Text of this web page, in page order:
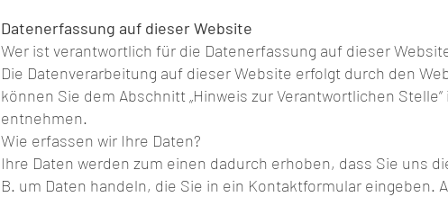
Datenerfassung auf dieser Website
Wer ist verantwortlich für die Datenerfassung auf dieser
Die Datenverarbeitung auf dieser Website erfolgt durch den
können Sie dem Abschnitt „Hinweis zur Verantwortlichen
entnehmen.
Wie erfassen wir Ihre Daten?
Ihre Daten werden zum einen dadurch erhoben, dass Sie uns
B. um Daten handeln, die Sie in ein Kontaktformular eingeben.